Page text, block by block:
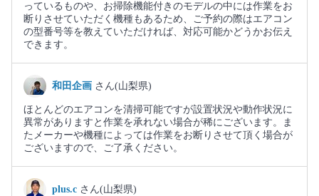
っているものや、お掃除機能付きのモデルの中には作業をお
断りさせていただく機種もあるため、ご予約の際はエアコン
の型番号等を教えていただければ、対応可能かどうかお伝え
できます。
和田企画 さん(山梨県)
ほとんどのエアコンを清掃可能ですが設置状況や動作状況に
異常がありますと作業を承れない場合が稀にございます。ま
たメーカーや機種によっては作業をお断りさせて頂く場合が
ございますので、ご了承ください。
plus.c さん(山梨県)